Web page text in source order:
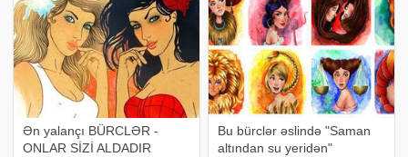
Ən yalançı BÜRCLƏR -
ONLAR SİZİ ALDADIR
Bu bürclər əslində "Saman
altından su yeridən"